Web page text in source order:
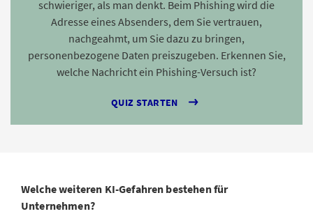
schwieriger, als man denkt. Beim Phishing wird die
Adresse eines Absenders, dem Sie vertrauen,
nachgeahmt, um Sie dazu zu bringen,
personenbezogene Daten preiszugeben. Erkennen Sie,
welche Nachricht ein Phishing-Versuch ist?
QUIZ STARTEN
Welche weiteren KI-Gefahren bestehen für
Unternehmen?